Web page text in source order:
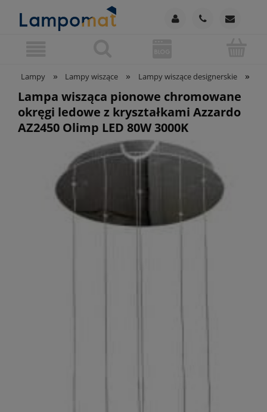
Lampy » Lampy wiszące » Lampy wiszące designerskie »
Lampa wisząca pionowe chromowane
okręgi ledowe z kryształkami Azzardo
AZ2450 Olimp LED 80W 3000K